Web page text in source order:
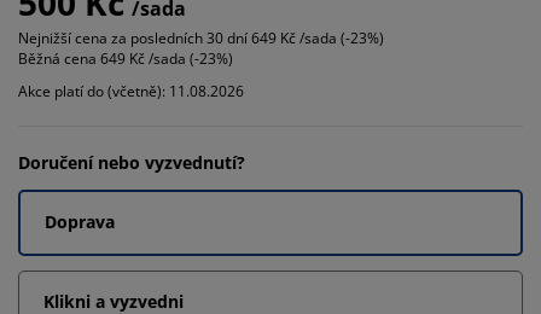
/sada
Nejnižší cena za posledních 30 dní649 Kč /sada (-23%)
Běžná cena 649 Kč /sada (-23%)
Akce platí do (včetně): 11.08.2026
Doručení nebo vyzvednutí?
Doprava
Klikni a vyzvedni